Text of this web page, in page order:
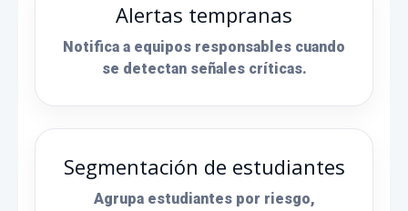
Alertas tempranas
Notifica a equipos responsables cuando
se detectan señales críticas.
Segmentación de estudiantes
Agrupa estudiantes por riesgo,